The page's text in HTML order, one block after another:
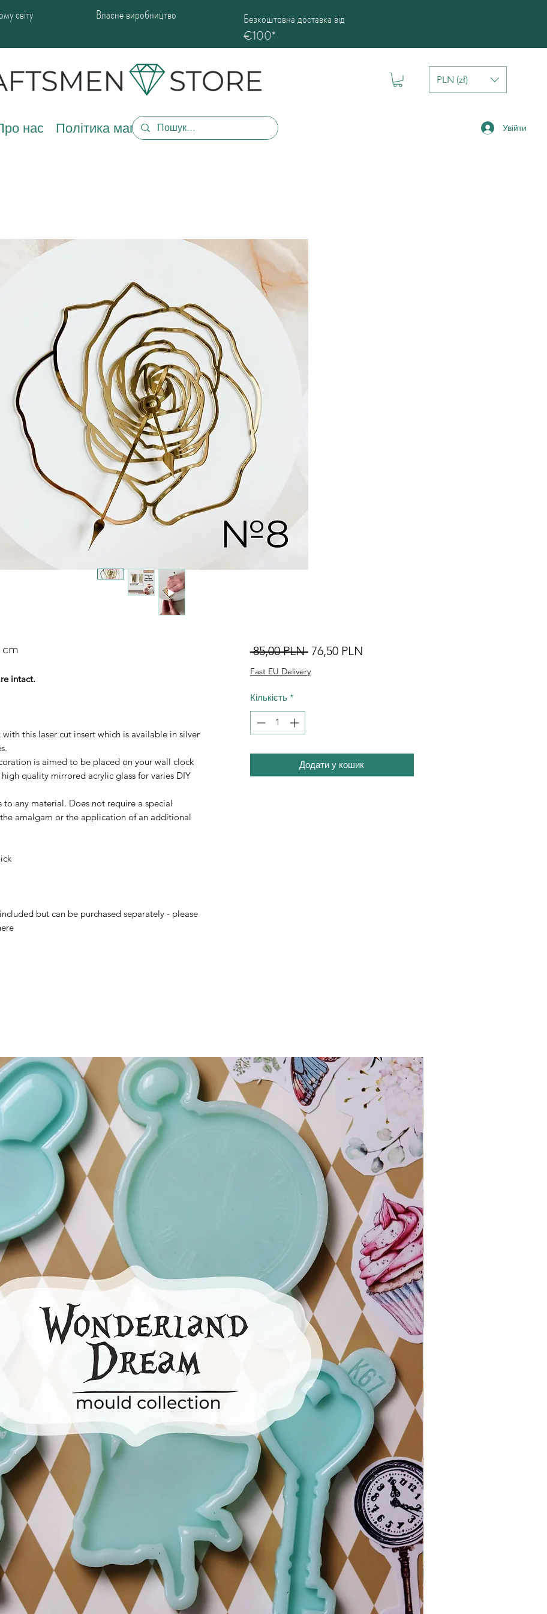
світу Власне виробництво
Безкоштовна доставка від
€100*
PLN (zł)
нас Політика магазину Увійти
intact.
this laser cut insert which is available in silver
is aimed to be placed on your wall clock
quality mirrored acrylic glass for varies DIY
to any material. Does not require a special
amalgam or the application of an additional
but can be purchased separately - please
85,00 PLN Звичайна
ціна
76,50 PLN
Fast EU Delivery
Кількість *
Додати у кошик